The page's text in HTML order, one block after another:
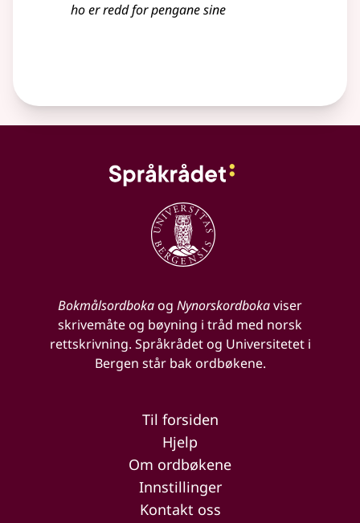
ho er redd for pengane sine
Bokmålsordbokaog Nynorskordbokaviser
skrivemåte og bøyning i tråd med norsk
rettskrivning. Språkrådet og Universitetet i
Bergen står bak ordbøkene.
Til forsiden
Hjelp
Om ordbøkene
Innstillinger
Kontakt oss